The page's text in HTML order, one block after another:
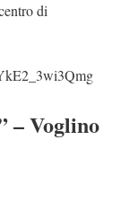
di
– Voglino